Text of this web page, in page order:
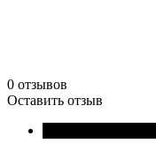
0 отзывов
Оставить отзыв